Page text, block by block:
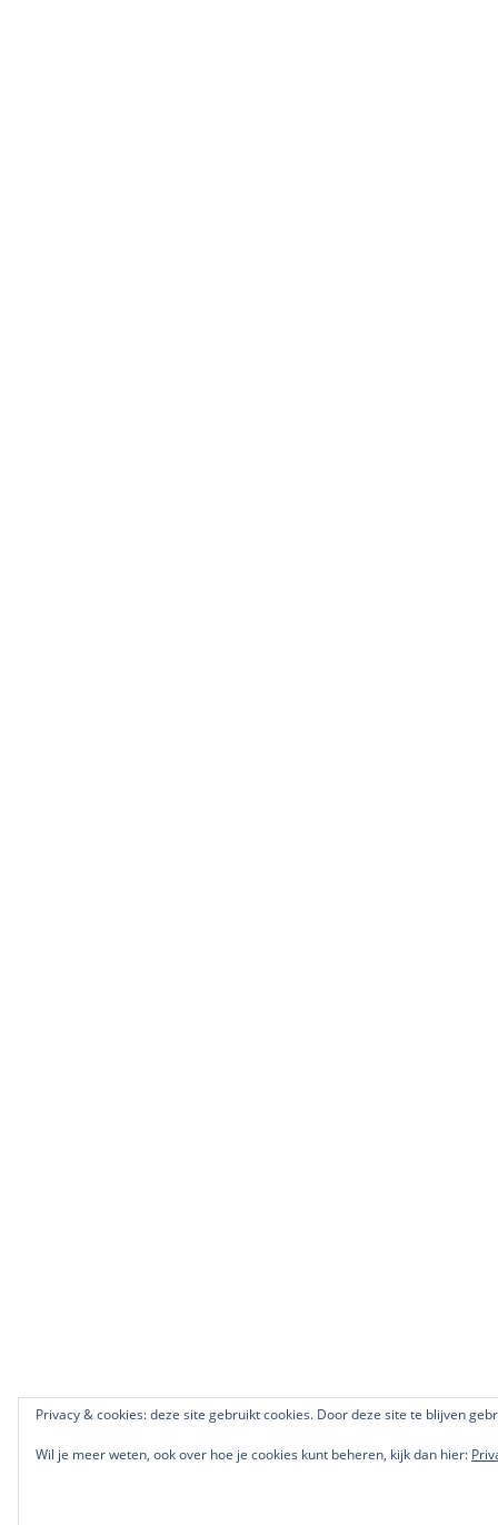
Privacy & cookies: deze site gebruikt cookies. Door deze site te blijven
Wil je meer weten, ook over hoe je cookies kunt beheren, kijk dan hier: